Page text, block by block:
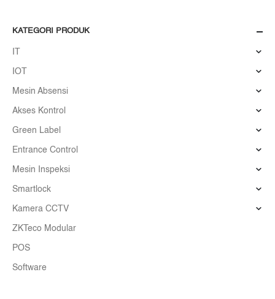
KATEGORI PRODUK
IT
IOT
Mesin Absensi
Akses Kontrol
Green Label
Entrance Control
Mesin Inspeksi
Smartlock
Kamera CCTV
ZKTeco Modular
POS
Software